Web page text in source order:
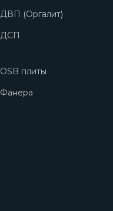
ДВП (Оргалит)
ДСП
OSB плиты
Фанера